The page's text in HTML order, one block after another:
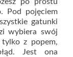
po prostu
Pod pojęciem
gatunki
wybiera swój
z popem,
Jest ona